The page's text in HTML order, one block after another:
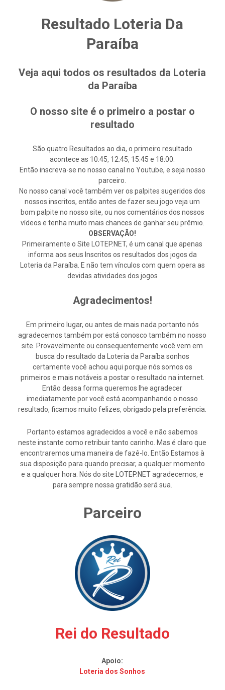
Resultado Loteria Da
Paraíba
Veja aqui todos os resultados da Loteria
da Paraíba
O nosso site é o primeiro a postar o
resultado
São quatro Resultados ao dia, o primeiro resultado
acontece as 10:45, 12:45, 15:45 e 18:00.
Então inscreva-se no nosso canal no Youtube, e seja nosso
parceiro.
No nosso canal você também ver os palpites sugeridos dos
nossos inscritos, então antes de fazer seu jogo veja um
bom palpite no nosso site, ou nos comentários dos nossos
vídeos e tenha muito mais chances de ganhar seu prêmio.
OBSERVAÇÃO!
Primeiramente o Site LOTEP.NET, é um canal que apenas
informa aos seus Inscritos os resultados dos jogos da
Loteria da Paraíba. E não tem vínculos com quem opera as
devidas atividades dos jogos
Agradecimentos!
Em primeiro lugar, ou antes de mais nada portanto nós
agradecemos também por está conosco também no nosso
site. Provavelmente ou consequentemente você vem em
busca do resultado da Loteria da Paraíba sonhos
certamente você achou aqui porque nós somos os
primeiros e mais notáveis a postar o resultado na internet.
Então dessa forma queremos lhe agradecer
imediatamente por você está acompanhando o nosso
resultado, ficamos muito felizes, obrigado pela preferência.
Portanto estamos agradecidos a você e não sabemos
neste instante como retribuir tanto carinho. Mas é claro que
encontraremos uma maneira de fazê-lo. Então Estamos à
sua disposição para quando precisar, a qualquer momento
e a qualquer hora. Nós do site LOTEP.NET agradecemos, e
para sempre nossa gratidão será sua.
Parceiro
Rei do Resultado
Apoio:
Loteria dos Sonhos